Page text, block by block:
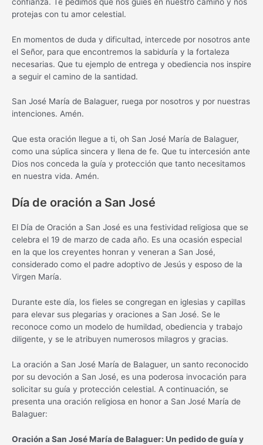
protejas con tu amor celestial.
En momentos de duda y dificultad, intercede por nosotros ante
el Señor, para que encontremos la sabiduría y la fortaleza
necesarias. Que tu ejemplo de entrega y obediencia nos inspire
a seguir el camino de la santidad.
San José María de Balaguer, ruega por nosotros y por nuestras
intenciones. Amén.
Que esta oración llegue a ti, oh San José María de Balaguer,
como una súplica sincera y llena de fe. Que tu intercesión ante
Dios nos conceda la guía y protección que tanto necesitamos
en nuestra vida. Amén.
Día de oración a San José
El Día de Oración a San José es una festividad religiosa que se
celebra el 19 de marzo de cada año. Es una ocasión especial
en la que los creyentes honran y veneran a San José,
considerado como el padre adoptivo de Jesús y esposo de la
Virgen María.
Durante este día, los fieles se congregan en iglesias y capillas
para elevar sus plegarias y oraciones a San José. Se le
reconoce como un modelo de humildad, obediencia y trabajo
diligente, y se le atribuyen numerosos milagros y gracias.
La oración a San José María de Balaguer, un santo reconocido
por su devoción a San José, es una poderosa invocación para
solicitar su guía y protección celestial. A continuación, se
presenta una oración religiosa en honor a San José María de
Balaguer:
Oración a San José María de Balaguer: Un pedido de guía y